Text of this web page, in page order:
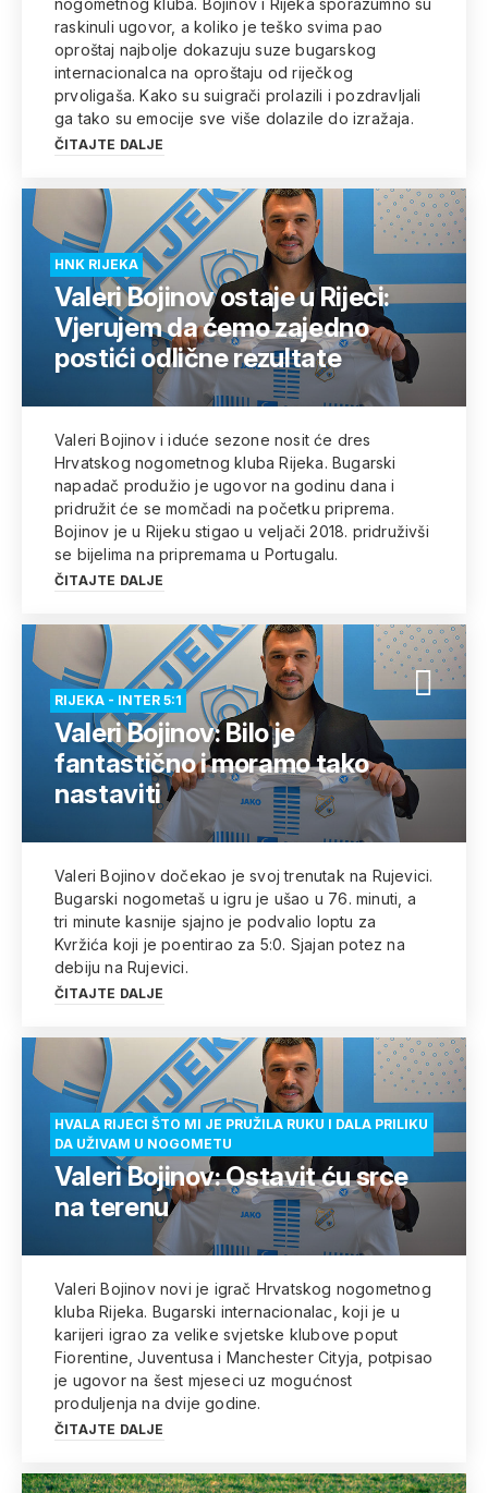
nogometnog kluba. Bojinov i Rijeka sporazumno su
raskinuli ugovor, a koliko je teško svima pao
oproštaj najbolje dokazuju suze bugarskog
internacionalca na oproštaju od riječkog
prvoligaša. Kako su suigrači prolazili i pozdravljali
ga tako su emocije sve više dolazile do izražaja.
ČITAJTE DALJE
HNK RIJEKA
Valeri Bojinov ostaje u Rijeci:
Vjerujem da ćemo zajedno
postići odlične rezultate
Valeri Bojinov i iduće sezone nosit će dres
Hrvatskog nogometnog kluba Rijeka. Bugarski
napadač produžio je ugovor na godinu dana i
pridružit će se momčadi na početku priprema.
Bojinov je u Rijeku stigao u veljači 2018. pridruživši
se bijelima na pripremama u Portugalu.
ČITAJTE DALJE
RIJEKA - INTER 5:1
Valeri Bojinov: Bilo je
fantastično i moramo tako
nastaviti
Valeri Bojinov dočekao je svoj trenutak na Rujevici.
Bugarski nogometaš u igru je ušao u 76. minuti, a
tri minute kasnije sjajno je podvalio loptu za
Kvržića koji je poentirao za 5:0. Sjajan potez na
debiju na Rujevici.
ČITAJTE DALJE
HVALA RIJECI ŠTO MI JE PRUŽILA RUKU I DALA PRILIKU
DA UŽIVAM U NOGOMETU
Valeri Bojinov: Ostavit ću srce
na terenu
Valeri Bojinov novi je igrač Hrvatskog nogometnog
kluba Rijeka. Bugarski internacionalac, koji je u
karijeri igrao za velike svjetske klubove poput
Fiorentine, Juventusa i Manchester Cityja, potpisao
je ugovor na šest mjeseci uz mogućnost
produljenja na dvije godine.
ČITAJTE DALJE